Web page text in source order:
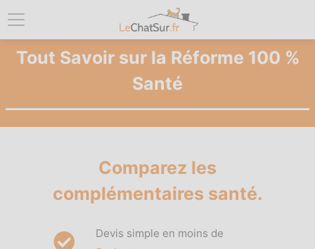
Tout Savoir sur la Réforme 100 %
Santé
Comparez les
complémentaires santé.
Devis simple en moins de